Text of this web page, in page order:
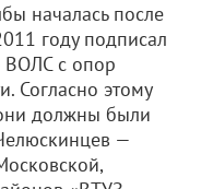
началась после
году подписал
ВОЛС с опор
Согласно этому
должны были
—